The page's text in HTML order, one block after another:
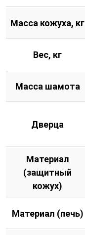
Масса кожуха, кг
Вес, кг
Масса шамота
Дверца
Материал
(защитный
кожух)
Материал (печь)